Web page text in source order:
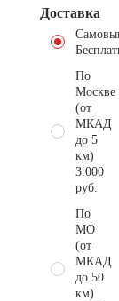
Доставка
По
Москве
(от
МКАД
до 5
км)
3.000
руб.
По
МО
(от
МКАД
до 50
км)